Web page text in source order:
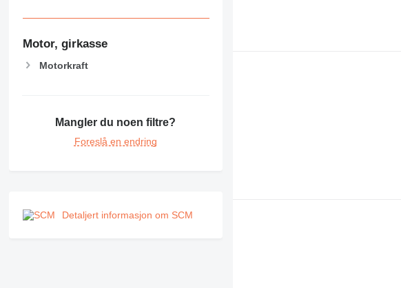
Motor, girkasse
Motorkraft
Mangler du noen filtre?
Foreslå en endring
Detaljert informasjon om SCM